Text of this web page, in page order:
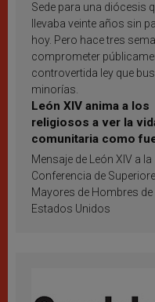
Sede para una diócesis
llevaba veinte años sin
hoy. Pero hace tres
comprometer
controvertida ley que
minorías.
León XIV anima a los
religiosos a ver la
comunitaria como
inspiración y
Mensaje de León XIV a la
Conferencia de
Mayores de Hombres de
Estados Unidos